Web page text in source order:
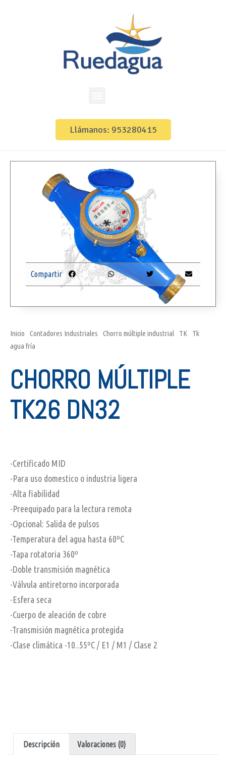
Llámanos: 953280415
Inicio Contadores Industriales Chorro múltiple industrial TK
Tk
agua fría
CHORRO MÚLTIPLE
TK26 DN32
-Certificado MID
-Para uso domestico o industria ligera
-Alta fiabilidad
-Preequipado para la lectura remota
-Opcional: Salida de pulsos
-Temperatura del agua hasta 60ºC
-Tapa rotatoria 360º
-Doble transmisión magnética
-Válvula antiretorno incorporada
-Esfera seca
-Cuerpo de aleación de cobre
-Transmisión magnética protegida
-Clase climática -10..55ºC / E1 / M1 / Clase 2
Compartir
Descripción Valoraciones (0)